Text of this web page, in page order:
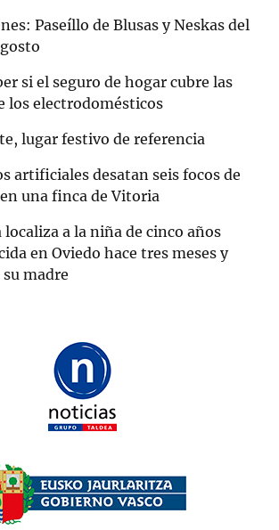
Paseíllo de Blusas y Neskas del
si el seguro de hogar cubre las
los electrodomésticos
lugar festivo de referencia
artificiales desatan seis focos de
una finca de Vitoria
localiza a la niña de cinco años
en Oviedo hace tres meses y
madre